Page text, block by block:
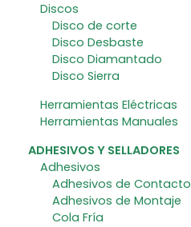
Discos
Disco de corte
Disco Desbaste
Disco Diamantado
Disco Sierra
Herramientas Eléctricas
Herramientas Manuales
ADHESIVOS Y SELLADORES
Adhesivos
Adhesivos de Contacto
Adhesivos de Montaje
Cola Fría